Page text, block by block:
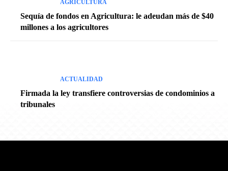
AGRICULTURA
Sequía de fondos en Agricultura: le adeudan más de $40
millones a los agricultores
ACTUALIDAD
Firmada la ley transfiere controversias de condominios a
tribunales